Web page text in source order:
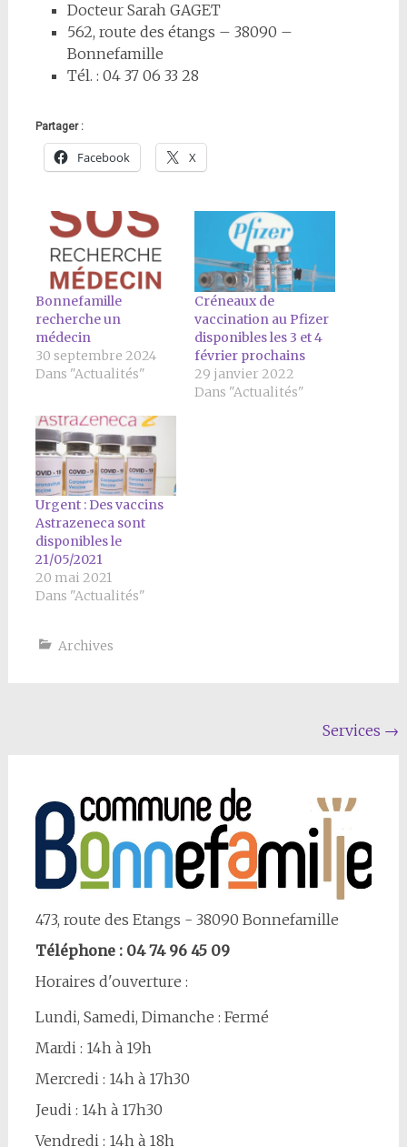
Docteur Sarah GAGET
562, route des étangs – 38090 –
Bonnefamille
Tél. : 04 37 06 33 28
Partager :
Facebook X
Bonnefamille
recherche un
médecin
30 septembre 2024
Dans "Actualités"
Créneaux de
vaccination au Pfizer
disponibles les 3 et 4
février prochains
29 janvier 2022
Dans "Actualités"
Urgent : Des vaccins
Astrazeneca sont
disponibles le
21/05/2021
20 mai 2021
Dans "Actualités"
Archives
Services →
473, route des Etangs - 38090 Bonnefamille
Téléphone : 04 74 96 45 09
Horaires d'ouverture :
Lundi, Samedi, Dimanche : Fermé
Mardi : 14h à 19h
Mercredi : 14h à 17h30
Jeudi : 14h à 17h30
Vendredi : 14h à 18h